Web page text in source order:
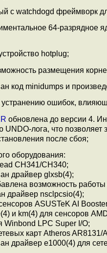
с watchdogd фреймворк
64-разрядное
hotplug;
размещения
код minidumps и
ошибок,
обновлена до версии 4.
UNDO-лога, что
после сбоя;
оборудования:
CH341/CH340;
драйвер glxsb(4);
возможность работы
драйвер nsclpcsio(4);
ASUSTeK AI
и km(4) для сенсоров
Winbond LPC Super I/O;
карт Atheros AR8131/
драйвер e1000(4) для